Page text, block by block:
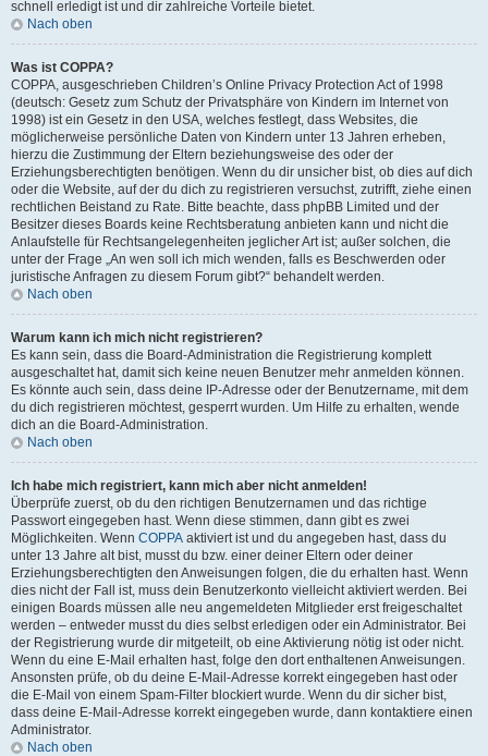
schnell erledigt ist und dir zahlreiche Vorteile bietet.
Nach oben
Was ist COPPA?
COPPA, ausgeschrieben Children’s Online Privacy Protection Act of 1998
(deutsch: Gesetz zum Schutz der Privatsphäre von Kindern im Internet von
1998) ist ein Gesetz in den USA, welches festlegt, dass Websites, die
möglicherweise persönliche Daten von Kindern unter 13 Jahren erheben,
hierzu die Zustimmung der Eltern beziehungsweise des oder der
Erziehungsberechtigten benötigen. Wenn du dir unsicher bist, ob dies auf dich
oder die Website, auf der du dich zu registrieren versuchst, zutrifft, ziehe einen
rechtlichen Beistand zu Rate. Bitte beachte, dass phpBB Limited und der
Besitzer dieses Boards keine Rechtsberatung anbieten kann und nicht die
Anlaufstelle für Rechtsangelegenheiten jeglicher Art ist; außer solchen, die
unter der Frage „An wen soll ich mich wenden, falls es Beschwerden oder
juristische Anfragen zu diesem Forum gibt?“ behandelt werden.
Nach oben
Warum kann ich mich nicht registrieren?
Es kann sein, dass die Board-Administration die Registrierung komplett
ausgeschaltet hat, damit sich keine neuen Benutzer mehr anmelden können.
Es könnte auch sein, dass deine IP-Adresse oder der Benutzername, mit dem
du dich registrieren möchtest, gesperrt wurden. Um Hilfe zu erhalten, wende
dich an die Board-Administration.
Nach oben
Ich habe mich registriert, kann mich aber nicht anmelden!
Überprüfe zuerst, ob du den richtigen Benutzernamen und das richtige
Passwort eingegeben hast. Wenn diese stimmen, dann gibt es zwei
Möglichkeiten. Wenn COPPA aktiviert ist und du angegeben hast, dass du
unter 13 Jahre alt bist, musst du bzw. einer deiner Eltern oder deiner
Erziehungsberechtigten den Anweisungen folgen, die du erhalten hast. Wenn
dies nicht der Fall ist, muss dein Benutzerkonto vielleicht aktiviert werden. Bei
einigen Boards müssen alle neu angemeldeten Mitglieder erst freigeschaltet
werden – entweder musst du dies selbst erledigen oder ein Administrator. Bei
der Registrierung wurde dir mitgeteilt, ob eine Aktivierung nötig ist oder nicht.
Wenn du eine E-Mail erhalten hast, folge den dort enthaltenen Anweisungen.
Ansonsten prüfe, ob du deine E-Mail-Adresse korrekt eingegeben hast oder
die E-Mail von einem Spam-Filter blockiert wurde. Wenn du dir sicher bist,
dass deine E-Mail-Adresse korrekt eingegeben wurde, dann kontaktiere einen
Administrator.
Nach oben